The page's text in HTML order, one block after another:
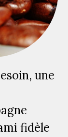
une
fidèle